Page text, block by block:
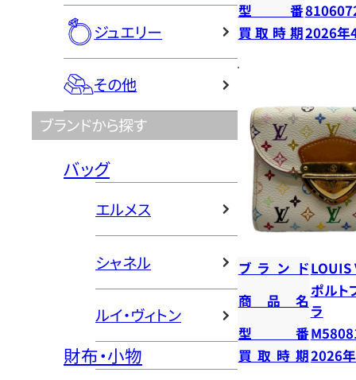
ジュエリー
その他
ブランドから探す
バッグ
エルメス
シャネル
ルイ・ヴィトン
財布・小物
型番
買取時期2026年
ブランドLOUIS
商品名
ポルト
ラ
型番
買取時期2026